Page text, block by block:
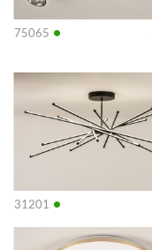
75065 •
31201 •
Info
Info